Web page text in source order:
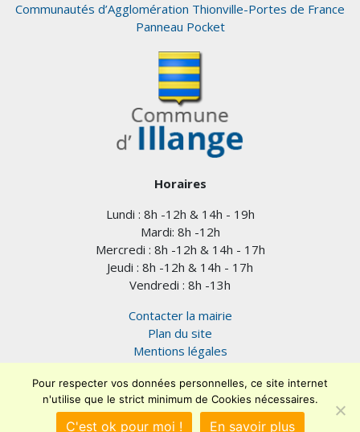
Communautés d’Agglomération Thionville-Portes de France
Panneau Pocket
Horaires
Lundi : 8h -12h & 14h - 19h
Mardi: 8h -12h
Mercredi : 8h -12h & 14h - 17h
Jeudi : 8h -12h & 14h - 17h
Vendredi : 8h -13h
Contacter la mairie
Plan du site
Mentions légales
Accessibilité (en cours)
Encore un site Commu'net !
Pour respecter vos données personnelles, ce site internet
n'utilise que le strict minimum de Cookies nécessaires.
C'est ok pour moi ! En savoir plus